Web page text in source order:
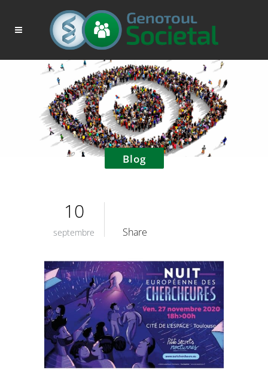
Blog
10
septembre Share